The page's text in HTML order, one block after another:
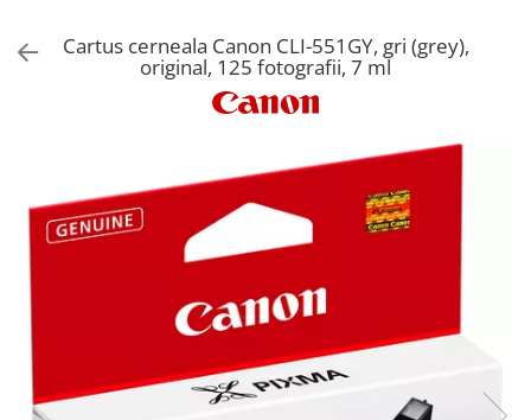
Scanere
Piese schimb
Plottere
Consumabile imprimanta
Tonere
Drum unit
Capete imprimare
Cartuse inkjet si cerneala
Cartus cerneala Canon CLI-551GY, gri (grey),
original, 125 fotografii, 7 ml